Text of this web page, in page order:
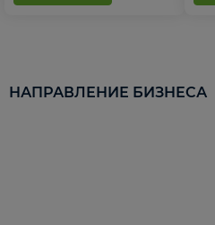
НАПРАВЛЕНИЕ БИЗНЕСА